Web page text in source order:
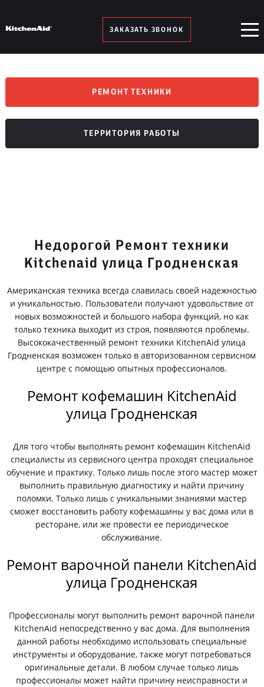
ЗАКАЗАТЬ ЗВОНОК
РЕМОНТ ТЕХНИКИ
ТЕРРИТОРИЯ РАБОТЫ
Недорогой Ремонт техники
Kitchenaid улица Гродненская
Американская техника всегда славилась своей надежностью
и уникальностью. Пользователи получают удовольствие от
новых возможностей и большого набора функций, но как
только техника выходит из строя, появляются проблемы.
Высококачественный ремонт техники KitchenAid улица
Гродненская возможен только в авторизованном сервисном
центре с помощью опытных профессионалов.
Ремонт кофемашин KitchenAid
улица Гродненская
Для того чтобы выполнять ремонт кофемашин KitchenAid
специалисты из сервисного центра проходят специальное
обучение и практику. Только лишь после этого мастер может
выполнить правильную диагностику и найти причину
поломки. Только лишь с уникальными знаниями мастер
сможет восстановить работу кофемашины у вас дома или в
ресторане, или же провести ее периодическое
обслуживание.
Ремонт варочной панели KitchenAid
улица Гродненская
Профессионалы могут выполнить ремонт варочной панели
KitchenAid непосредственно у вас дома. Для выполнения
данной работы необходимо использовать специальные
инструменты и оборудование, также могут потребоваться
оригинальные детали. В любом случае только лишь
профессионалы может найти причину неисправности и